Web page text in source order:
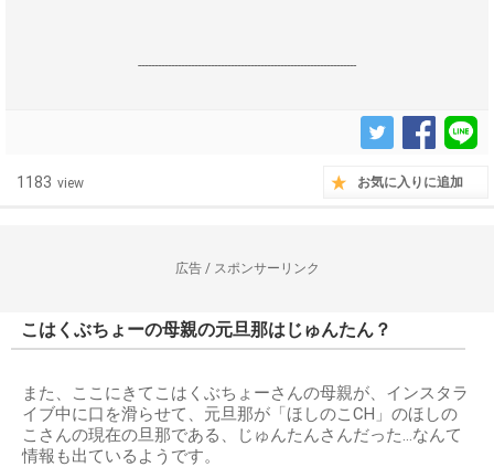
------------------------------------------------------------------
1183 view お気に入りに追加
広告 / スポンサーリンク
こはくぶちょーの母親の元旦那はじゅんたん？
また、ここにきてこはくぶちょーさんの母親が、インスタラ
イブ中に口を滑らせて、元旦那が「ほしのこCH」のほしの
こさんの現在の旦那である、じゅんたんさんだった…なんて
情報も出ているようです。